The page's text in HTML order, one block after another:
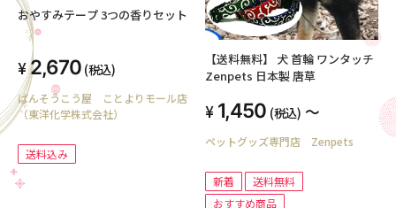
おやすみテープ 3つの香りセット
2,670 (税込)
ばんそうこう屋 ことよりモール店
（東洋化学株式会社）
送料込み
【送料無料】 犬 首輪 ワンタッチ
Zenpets 日本製 唐草
1,450 (税込) ～
ペットグッズ専門店 Zenpets
新着
送料無料
おすすめ商品